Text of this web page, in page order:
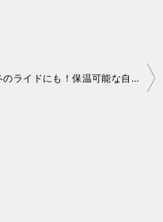
冬のライドにも！保温可能な自転車用「サーモス ケータイマグ FJF-580」